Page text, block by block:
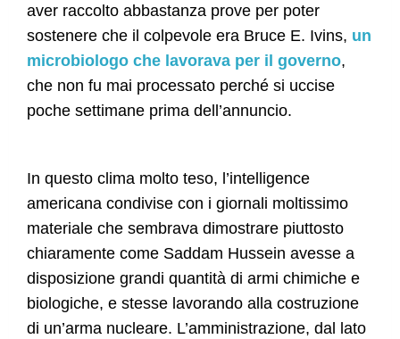
aver raccolto abbastanza prove per poter
sostenere che il colpevole era Bruce E. Ivins, un
microbiologo che lavorava per il governo,
che non fu mai processato perché si uccise
poche settimane prima dell’annuncio.
In questo clima molto teso, l’intelligence
americana condivise con i giornali moltissimo
materiale che sembrava dimostrare piuttosto
chiaramente come Saddam Hussein avesse a
disposizione grandi quantità di armi chimiche e
biologiche, e stesse lavorando alla costruzione
di un’arma nucleare. L’amministrazione, dal lato